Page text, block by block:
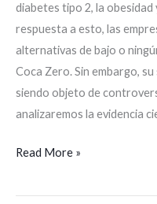
diabetes tipo 2, la obesidad
respuesta a esto, las
alternativas de bajo o
Coca Zero. Sin embargo,
siendo objeto de
analizaremos la evidencia
Read More »